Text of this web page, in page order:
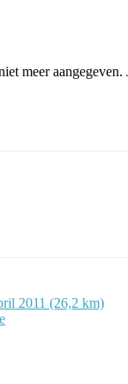
meer
2011 (26,2 km)